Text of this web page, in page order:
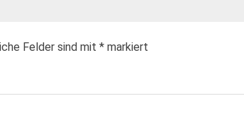
Felder sind mit *markiert